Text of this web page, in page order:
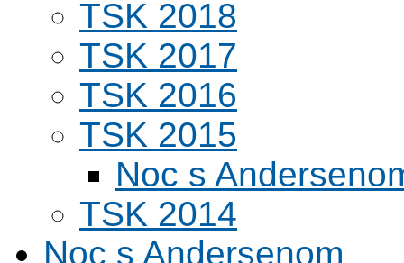
TSK 2018
TSK 2017
TSK 2016
TSK 2015
Noc s
TSK 2014
Noc s Andersenom